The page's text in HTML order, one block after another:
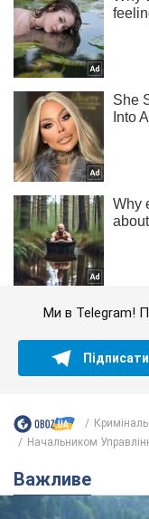
Ми в Telegram!
Начальником
Важливе